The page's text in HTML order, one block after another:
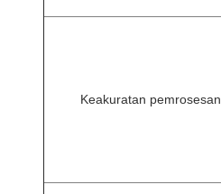
Keakuratan pemrosesan